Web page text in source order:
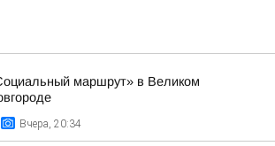
маршрут» в Великом
Вчера, 20:34